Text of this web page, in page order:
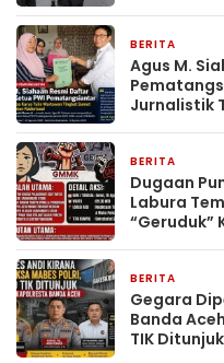
BERITA
Agus M.
Jurnalistik
BERITA
Dugaan
Labura
“Geruduk”
BERITA
Gegara
Banda
TIK